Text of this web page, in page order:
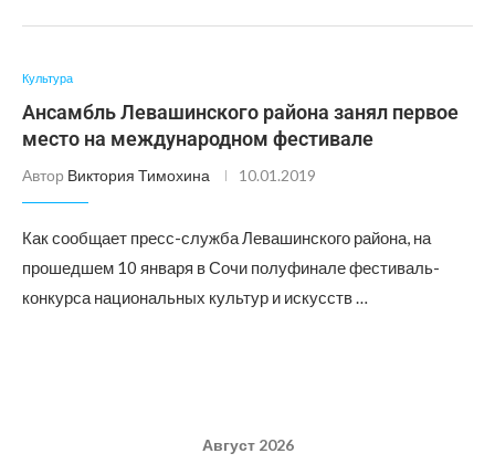
Культура
Ансамбль Левашинского района занял первое
место на международном фестивале
Автор Виктория Тимохина 10.01.2019
Как сообщает пресс-служба Левашинского района, на
прошедшем 10 января в Сочи полуфинале фестиваль-
конкурса национальных культур и искусств …
Август 2026